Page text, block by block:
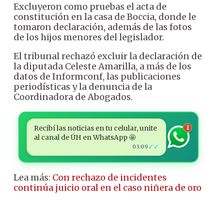
Excluyeron como pruebas el acta de
constitución en la casa de Boccia, donde le
tomaron declaración, además de las fotos
de los hijos menores del legislador.
El tribunal rechazó excluir la declaración de
la diputada Celeste Amarilla, a más de los
datos de Informconf, las publicaciones
periodísticas y la denuncia de la
Coordinadora de Abogados.
Recibí las noticias en tu celular, unite
al canal de ÚH en WhatsApp 🤩
03:09 ✓✓
1
Lea más: Con rechazo de incidentes
continúa juicio oral en el caso niñera de oro